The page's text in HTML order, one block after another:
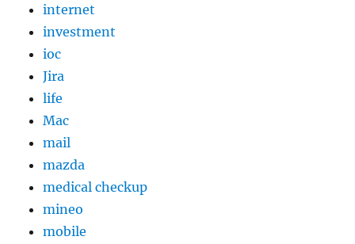
internet
investment
ioc
Jira
life
Mac
mail
mazda
medical checkup
mineo
mobile